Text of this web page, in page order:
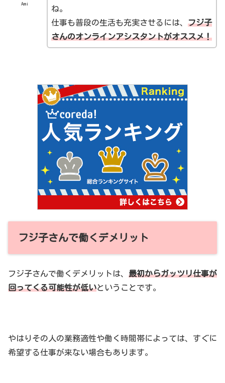
Ami
ね。
仕事も普段の生活も充実させるには、 フジ子
さんのオンラインアシスタントがオススメ！
フジ子さんで働くデメリット
フジ子さんで働くデメリットは、 最初からガッツリ仕事が
回ってくる可能性が低いということです。
やはりその人の業務適性や働く時間帯によっては、すぐに
希望する仕事が来ない場合もあります。